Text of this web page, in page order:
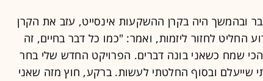
ובהמשך היה בקרן ההשקעות אינסייט, עזב את הקרן
החליט לחזור ליזמות, ואמר: "כמו כל דבר בחיים, זה
שמח כשאני בונה דברים. הפרויקט החדש שלי בחר
שייעלם ובסוף החלטתי לעשות. ברקע, חוץ מזה שאני